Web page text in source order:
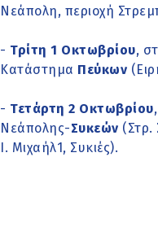
Νεάπολη, περιοχή
- Τρίτη 1 Οκτωβρίου,
Κατάστημα Πεύκων
- Τετάρτη 2 Οκτωβρίου
Νεάπολης-Συκεών (Στρ.
Ι. Μιχαήλ1, Συκιές).